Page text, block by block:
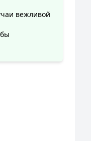
вежливой